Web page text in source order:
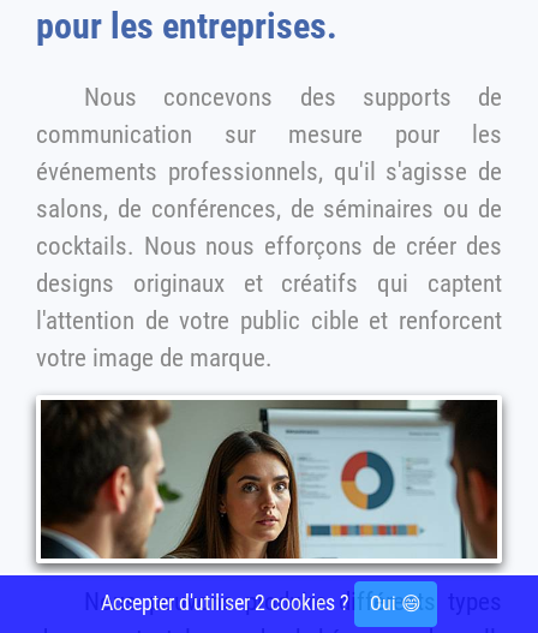
pour les entreprises.
Nous concevons des supports de
communication sur mesure pour les
événements professionnels, qu'il s'agisse de
salons, de conférences, de séminaires ou de
cocktails. Nous nous efforçons de créer des
designs originaux et créatifs qui captent
l'attention de votre public cible et renforcent
votre image de marque.
Nous pouvons produire différents types
Accepter d'utiliser 2 cookies ? Oui 😄